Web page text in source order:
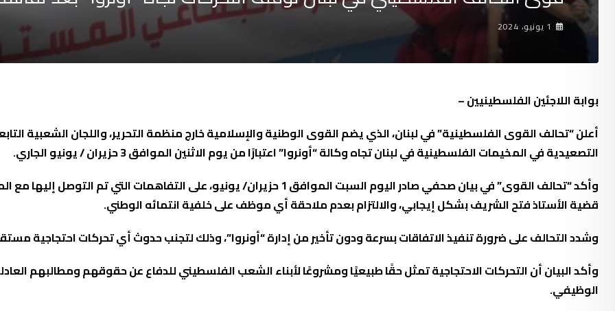
1 يونيو، 2024
بوابة اللاجئين الفلسطينيين –
أعلن “تحالف القوى الفلسطينية” في لبنان، الذي يضم القوى الوطنية والإسلامية خارج منظمة التحرير، واللجان الشعبية
التصعيدية في المخيمات الفلسطينية في لبنان تجاه وكالة “أونروا” اعتبارًا من يوم الاثنين الموافق 3 حزيران / يونيو الجاري.
وأكد “تحالف القوى” في بيان صحفي صادر اليوم السبت الموافق 1 حزيران/ يونيو، على
قضية الأستاذ فتح الشريف بشكل إيجابي، والالتزام بعدم ملاحقة أي موظف على خلفية انتمائه الوطني.
وشدد التحالف على ضرورة تنفيذ الاتفاقات بسرعة ودون تأخير من إدارة “أونروا”، وذلك لتجنب حدوث أي تحركات احتجاجية
وأكد البيان أن التحركات الاحتجاجية تمثل حقًا طبيعيًا ومشروعًا لأبناء الشعب الفلسطيني للدفاع عن حقوقهم ومطالبهم
الوظيفي.